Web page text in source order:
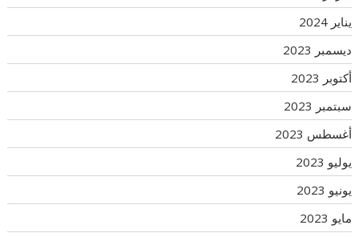
يناير 2024
ديسمبر 2023
أكتوبر 2023
سبتمبر 2023
أغسطس 2023
يوليو 2023
يونيو 2023
مايو 2023